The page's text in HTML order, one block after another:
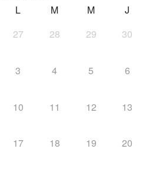
L M M J
27
28 29 30
3 4 5 6
10 11 12 13
17 18 19 20